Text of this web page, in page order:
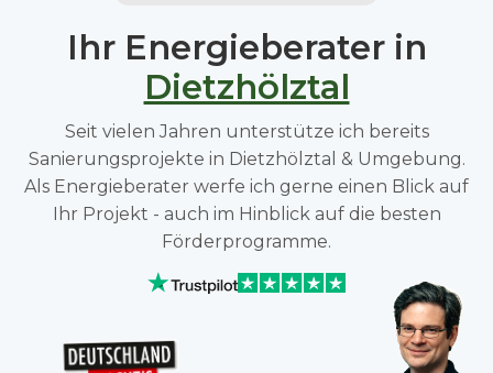
Ihr Energieberater in
Dietzhölztal
Seit vielen Jahren unterstütze ich bereits
Sanierungsprojekte in Dietzhölztal & Umgebung.
Als Energieberater werfe ich gerne einen Blick auf
Ihr Projekt - auch im Hinblick auf die besten
Förderprogramme.